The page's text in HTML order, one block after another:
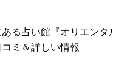
る占い館『オリエンタ
ミ＆詳しい情報